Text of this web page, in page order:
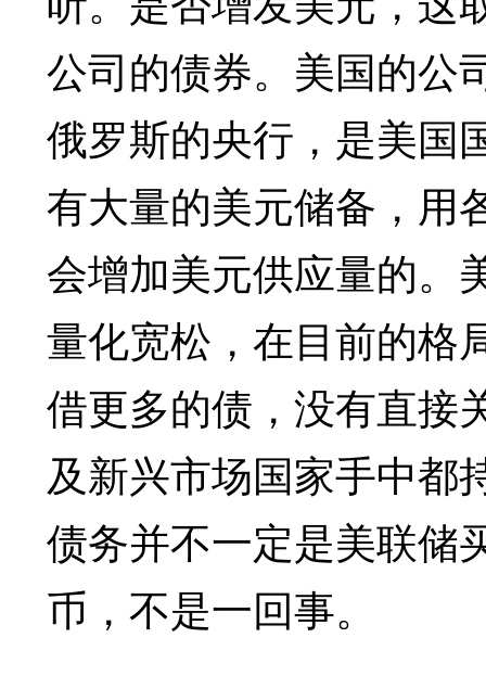
公司的债券。美国的公
俄罗斯的央行，是美国
有大量的美元储备，用
会增加美元供应量的。
量化宽松，在目前的格
借更多的债，没有直接
及新兴市场国家手中都
债务并不一定是美联储
币，不是一回事。